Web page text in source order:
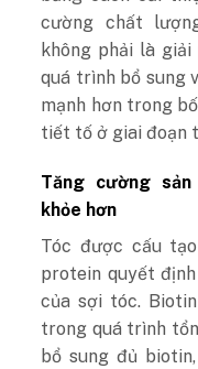
cường chất
không phải là
quá trình bổ sung
mạnh hơn trong
tiết tố ở giai đoạn
Tăng cường
khỏe hơn
Tóc được cấu
protein quyết
của sợi tóc.
trong quá trình
bổ sung đủ